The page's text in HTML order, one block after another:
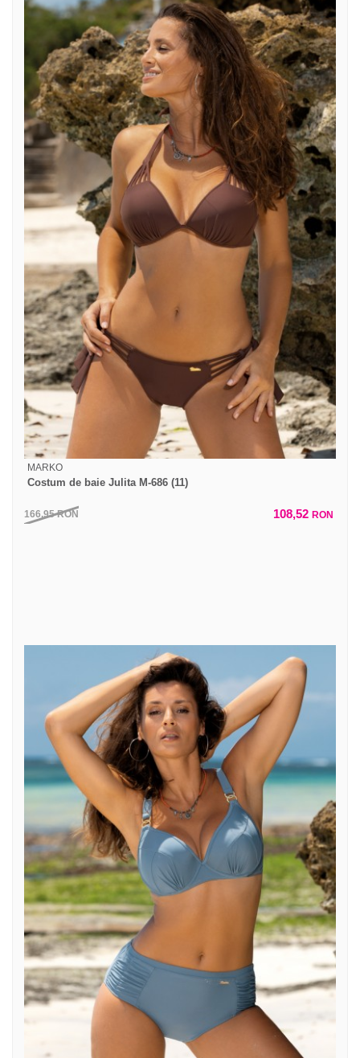
MARKO
Costum de baie Julita M-686 (11)
166,95RON 108,52 RON